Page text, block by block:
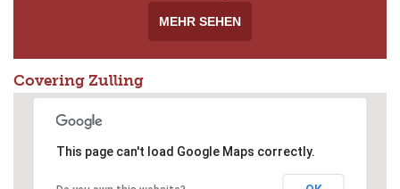
MEHR SEHEN
Covering Zulling
This page can't load Google Maps correctly.